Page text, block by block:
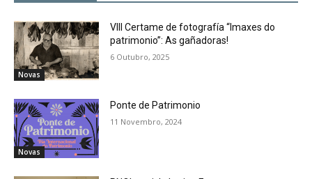
Novas
VIII Certame de fotografía “Imaxes do
patrimonio”: As gañadoras!
6 Outubro, 2025
Novas
Ponte de Patrimonio
11 Novembro, 2024